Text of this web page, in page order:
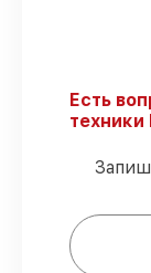
и
Мы
Есть
техники